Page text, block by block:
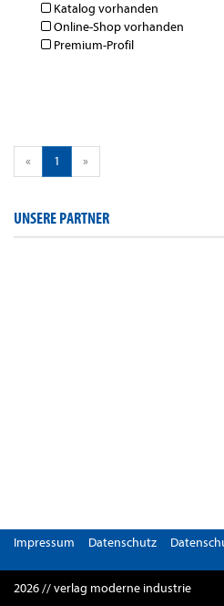
Katalog vorhanden
Online-Shop vorhanden
Premium-Profil
« 1 »
UNSERE PARTNER
Impressum Datenschutz
2026 // verlag moderne industrie